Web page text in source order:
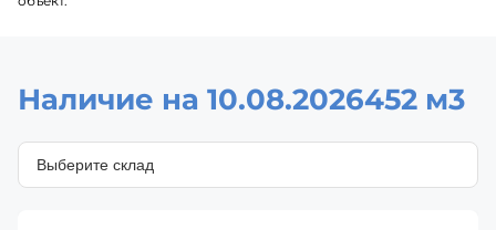
Наличие на 10.08.2026452 м3